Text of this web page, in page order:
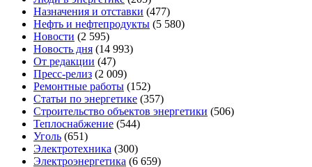
Назначения и отставки (477)
Нефть и нефтепродукты (5 580)
Новости (2 595)
Новость дня (14 993)
От редакции (47)
Пресс-релиз (2 009)
Ремонтные работы (152)
Статьи по энергетике (357)
Строительство объектов энергетики (506)
Теплоснабжение (544)
Уголь (651)
Электротехника (300)
Электроэнергетика (6 659)